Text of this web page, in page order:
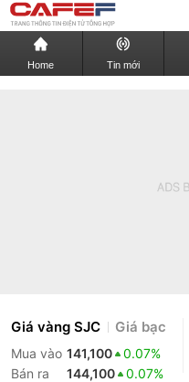
Home Tin mới
Giá vàng SJC Giá bạc
Mua vào 141,100
0.07%
Bán ra
144,100 0.07%